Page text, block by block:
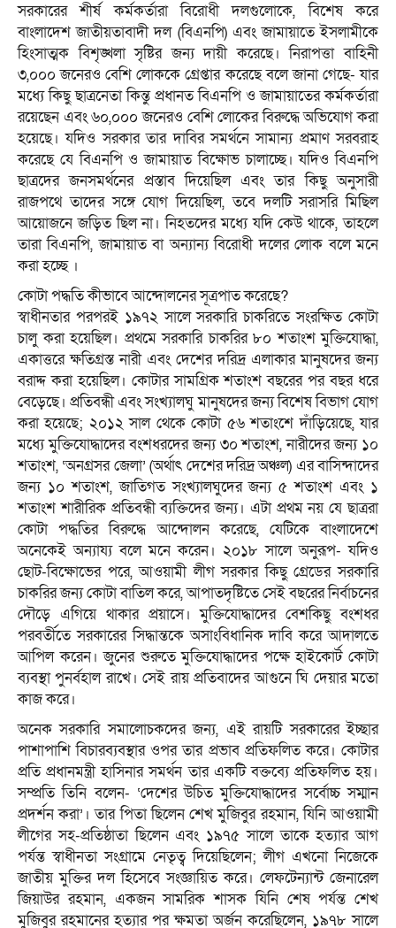
সরকারের শীর্ষ কর্মকর্তারা বিরোধী দলগুলোকে, বিশেষ করে
বাংলাদেশ জাতীয়তাবাদী দল (বিএনপি) এবং জামায়াতে ইসলামীকে
হিংসাত্মক বিশৃঙ্খলা সৃষ্টির জন্য দায়ী করেছে। নিরাপত্তা বাহিনী
৩,০০০ জনেরও বেশি লোককে গ্রেপ্তার করেছে বলে জানা গেছে- যার
মধ্যে কিছু ছাত্রনেতা কিন্তু প্রধানত বিএনপি ও জামায়াতের কর্মকর্তারা
রয়েছেন এবং ৬০,০০০ জনেরও বেশি লোকের বিরুদ্ধে অভিযোগ করা
হয়েছে। যদিও সরকার তার দাবির সমর্থনে সামান্য প্রমাণ সরবরাহ
করেছে যে বিএনপি ও জামায়াত বিক্ষোভ চালাচ্ছে। যদিও বিএনপি
ছাত্রদের জনসমর্থনের প্রস্তাব দিয়েছিল এবং তার কিছু অনুসারী
রাজপথে তাদের সঙ্গে যোগ দিয়েছিল, তবে দলটি সরাসরি মিছিল
আয়োজনে জড়িত ছিল না। নিহতদের মধ্যে যদি কেউ থাকে, তাহলে
তারা বিএনপি, জামায়াত বা অন্যান্য বিরোধী দলের লোক বলে মনে
করা হচ্ছে ।
কোটা পদ্ধতি কীভাবে আন্দোলনের সূত্রপাত করেছে?
স্বাধীনতার পরপরই ১৯৭২ সালে সরকারি চাকরিতে সংরক্ষিত কোটা
চালু করা হয়েছিল। প্রথমে সরকারি চাকরির ৮০ শতাংশ মুক্তিযোদ্ধা,
একাত্তরে ক্ষতিগ্রস্ত নারী এবং দেশের দরিদ্র এলাকার মানুষদের জন্য
বরাদ্দ করা হয়েছিল। কোটার সামগ্রিক শতাংশ বছরের পর বছর ধরে
বেড়েছে। প্রতিবন্ধী এবং সংখ্যালঘু মানুষদের জন্য বিশেষ বিভাগ যোগ
করা হয়েছে; ২০১২ সাল থেকে কোটা ৫৬ শতাংশে দাঁড়িয়েছে, যার
মধ্যে মুক্তিযোদ্ধাদের বংশধরদের জন্য ৩০ শতাংশ, নারীদের জন্য ১০
শতাংশ, ‘অনগ্রসর জেলা’ (অর্থাৎ দেশের দরিদ্র অঞ্চল) এর বাসিন্দাদের
জন্য ১০ শতাংশ, জাতিগত সংখ্যালঘুদের জন্য ৫ শতাংশ এবং ১
শতাংশ শারীরিক প্রতিবন্ধী ব্যক্তিদের জন্য। এটা প্রথম নয় যে ছাত্ররা
কোটা পদ্ধতির বিরুদ্ধে আন্দোলন করেছে, যেটিকে বাংলাদেশে
অনেকেই অন্যায্য বলে মনে করেন। ২০১৮ সালে অনুরূপ- যদিও
ছোট-বিক্ষোভের পরে, আওয়ামী লীগ সরকার কিছু গ্রেডের সরকারি
চাকরির জন্য কোটা বাতিল করে, আপাতদৃষ্টিতে সেই বছরের নির্বাচনের
দৌড়ে এগিয়ে থাকার প্রয়াসে। মুক্তিযোদ্ধাদের বেশকিছু বংশধর
পরবর্তীতে সরকারের সিদ্ধান্তকে অসাংবিধানিক দাবি করে আদালতে
আপিল করেন। জুনের শুরুতে মুক্তিযোদ্ধাদের পক্ষে হাইকোর্ট কোটা
ব্যবস্থা পুনর্বহাল রাখে। সেই রায় প্রতিবাদের আগুনে ঘি দেয়ার মতো
কাজ করে।
অনেক সরকারি সমালোচকদের জন্য, এই রায়টি সরকারের ইচ্ছার
পাশাপাশি বিচারব্যবস্থার ওপর তার প্রভাব প্রতিফলিত করে। কোটার
প্রতি প্রধানমন্ত্রী হাসিনার সমর্থন তার একটি বক্তব্যে প্রতিফলিত হয়।
সম্প্রতি তিনি বলেন- ‘দেশের উচিত মুক্তিযোদ্ধাদের সর্বোচ্চ সম্মান
প্রদর্শন করা’। তার পিতা ছিলেন শেখ মুজিবুর রহমান, যিনি আওয়ামী
লীগের সহ-প্রতিষ্ঠাতা ছিলেন এবং ১৯৭৫ সালে তাকে হত্যার আগ
পর্যন্ত স্বাধীনতা সংগ্রামে নেতৃত্ব দিয়েছিলেন; লীগ এখনো নিজেকে
জাতীয় মুক্তির দল হিসেবে সংজ্ঞায়িত করে। লেফটেন্যান্ট জেনারেল
জিয়াউর রহমান, একজন সামরিক শাসক যিনি শেষ পর্যন্ত শেখ
মুজিবুর রহমানের হত্যার পর ক্ষমতা অর্জন করেছিলেন, ১৯৭৮ সালে